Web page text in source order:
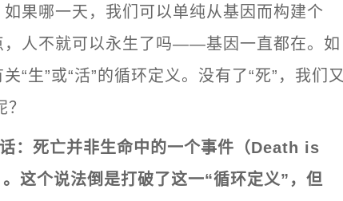
果哪一天，我们可以单纯从基因而构建个
，人不就可以永生了吗——基因一直都在。如
“生”或“活”的循环定义。没有了“死”，我们又
：死亡并非生命中的一个事件（Death is
个说法倒是打破了这一“循环定义”，但